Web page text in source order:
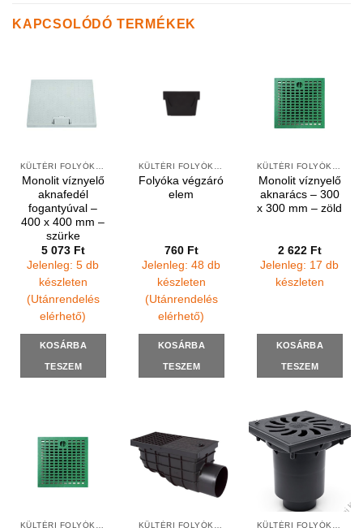
KAPCSOLÓDÓ TERMÉKEK
Monolit víznyelő
aknafedél
fogantyúval –
400 x 400 mm –
szürke
5 073 Ft
Jelenleg: 5 db
készleten
(Utánrendelés
elérhető)
KOSÁRBA
TESZEM
Folyóka végzáró
elem
760 Ft
Jelenleg: 48 db
készleten
(Utánrendelés
elérhető)
KOSÁRBA
TESZEM
Monolit víznyelő
aknarács – 300
x 300 mm – zöld
2 622 Ft
Jelenleg: 17 db
készleten
KOSÁRBA
TESZEM